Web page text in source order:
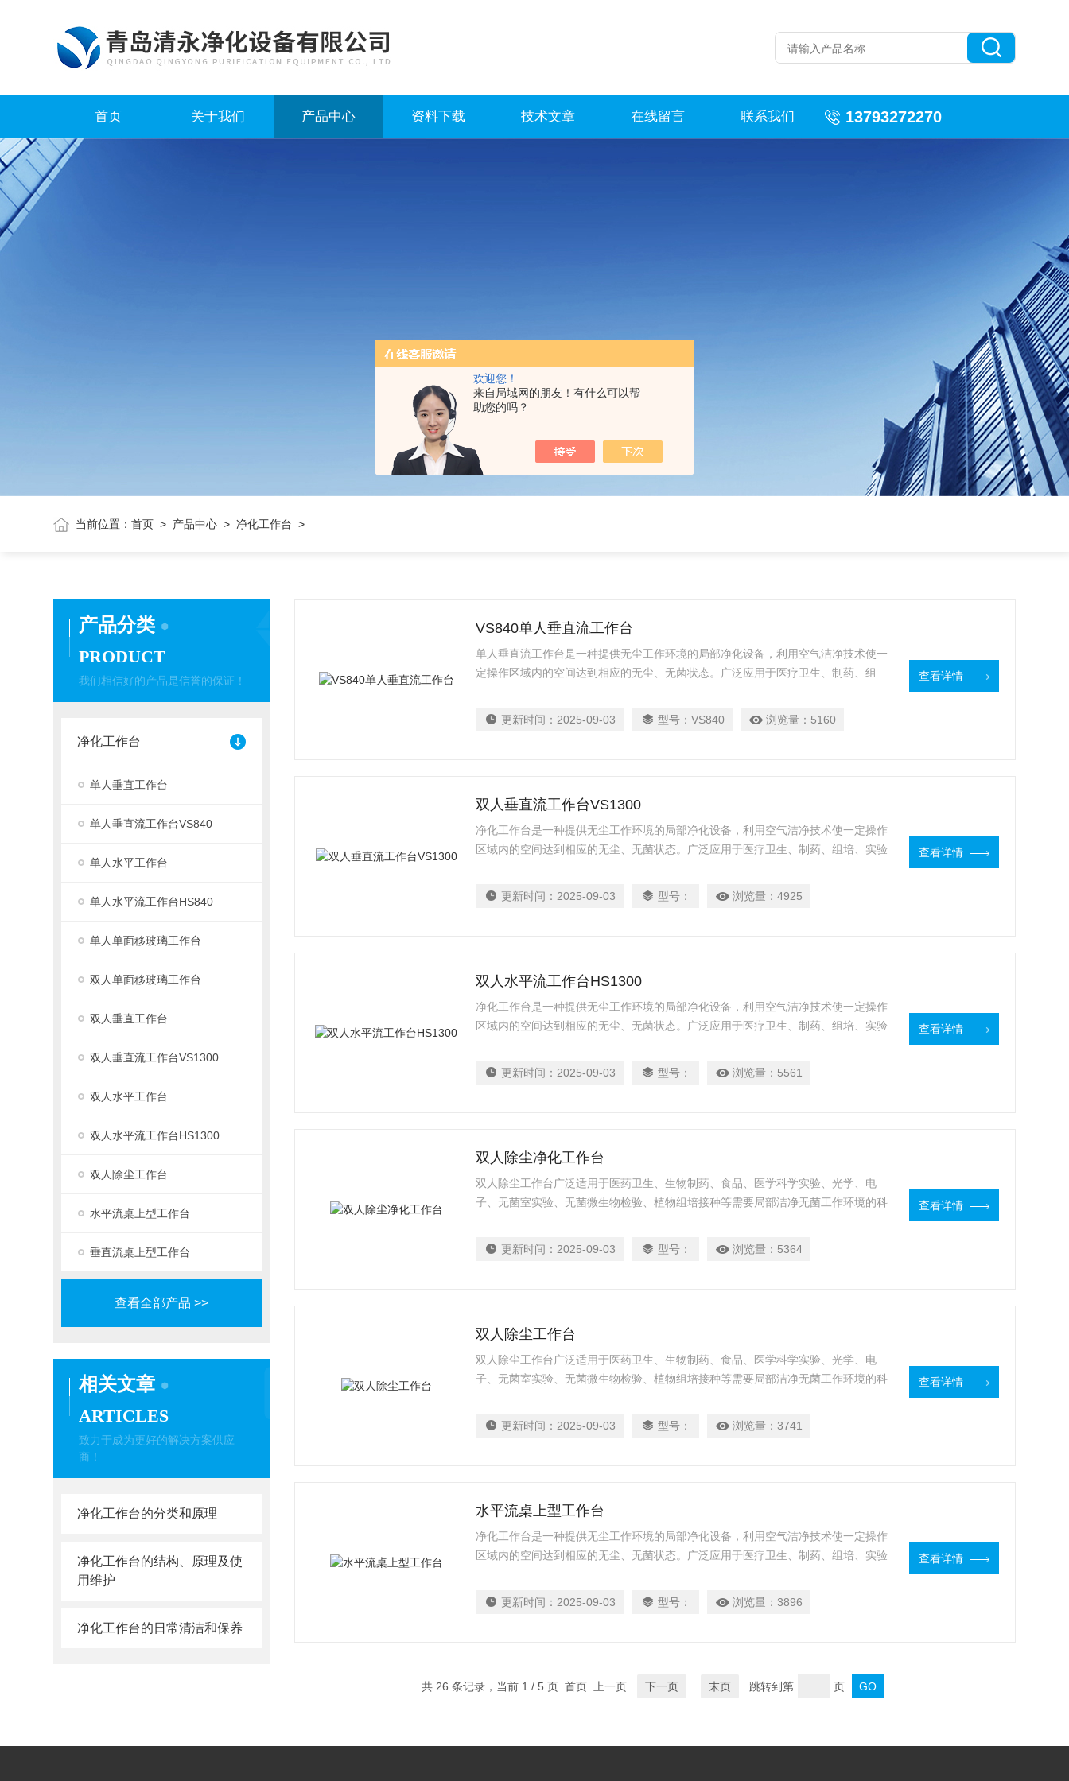
欢迎您！
来自局域网的朋友！有什么可以帮
助您的吗？
首页 关于我们 产品中心 资料下载 技术文章 在线留言 联系我们 13793272270
当前位置：首页 > 产品中心 >净化工作台 >
产品分类
PRODUCT
我们相信好的产品是信誉的保证！
净化工作台
单人垂直工作台
单人垂直流工作台VS840
单人水平工作台
单人水平流工作台HS840
单人单面移玻璃工作台
双人单面移玻璃工作台
双人垂直工作台
双人垂直流工作台VS1300
双人水平工作台
双人水平流工作台HS1300
双人除尘工作台
水平流桌上型工作台
垂直流桌上型工作台
查看全部产品 >>
相关文章
ARTICLES
致力于成为更好的解决方案供应
商！
净化工作台的分类和原理
净化工作台的结构、原理及使
用维护
净化工作台的日常清洁和保养
VS840单人垂直流工作台
单人垂直流工作台是一种提供无尘工作环境的局部净化设备，利用空气洁净技术使一
定操作区域内的空间达到相应的无尘、无菌状态。广泛应用于医疗卫生、制药、组
更新时间： 2025-09-03 型号： VS840 浏览量： 5160
查看详情
双人垂直流工作台VS1300
净化工作台是一种提供无尘工作环境的局部净化设备，利用空气洁净技术使一定操作
区域内的空间达到相应的无尘、无菌状态。广泛应用于医疗卫生、制药、组培、实验
更新时间： 2025-09-03 型号： 浏览量： 4925
查看详情
双人水平流工作台HS1300
净化工作台是一种提供无尘工作环境的局部净化设备，利用空气洁净技术使一定操作
区域内的空间达到相应的无尘、无菌状态。广泛应用于医疗卫生、制药、组培、实验
更新时间： 2025-09-03 型号： 浏览量： 5561
查看详情
双人除尘净化工作台
双人除尘工作台广泛适用于医药卫生、生物制药、食品、医学科学实验、光学、电
子、无菌室实验、无菌微生物检验、植物组培接种等需要局部洁净无菌工作环境的科
更新时间： 2025-09-03 型号： 浏览量： 5364
查看详情
双人除尘工作台
双人除尘工作台广泛适用于医药卫生、生物制药、食品、医学科学实验、光学、电
子、无菌室实验、无菌微生物检验、植物组培接种等需要局部洁净无菌工作环境的科
更新时间： 2025-09-03 型号： 浏览量： 3741
查看详情
水平流桌上型工作台
净化工作台是一种提供无尘工作环境的局部净化设备，利用空气洁净技术使一定操作
区域内的空间达到相应的无尘、无菌状态。广泛应用于医疗卫生、制药、组培、实验
更新时间： 2025-09-03 型号： 浏览量： 3896
查看详情
共 26 条记录，当前 1 / 5 页 首页 上一页 下一页 末页 跳转到第 页